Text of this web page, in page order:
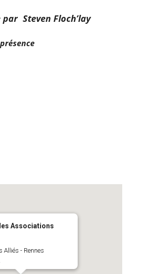
Steven Floch’lay
Associations
Alliés - Rennes